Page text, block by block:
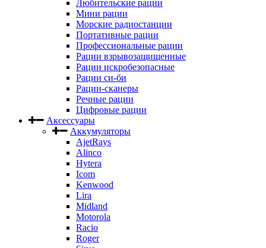
Любительские рации
Мини рации
Морские радиостанции
Портативные рации
Профессиональные рации
Рации взрывозащищенные
Рации искробезопасные
Рации си-би
Рации-сканеры
Речные рации
Цифровые рации
Аксессуары
Аккумуляторы
AjetRays
Alinco
Hytera
Icom
Kenwood
Lira
Midland
Motorola
Racio
Roger